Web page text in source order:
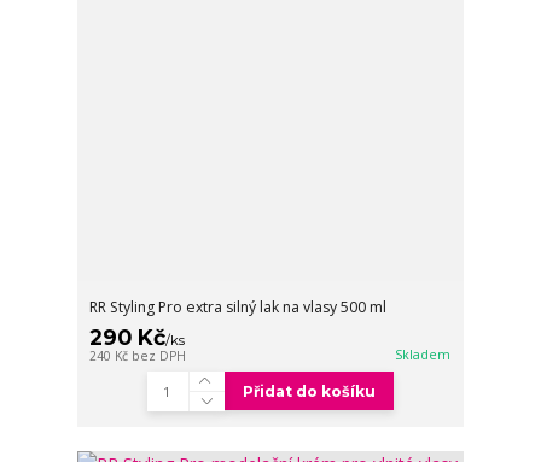
RR Styling Pro extra silný lak na vlasy 500 ml
290 Kč/ks
240 Kč bez DPH Skladem
Přidat do košíku